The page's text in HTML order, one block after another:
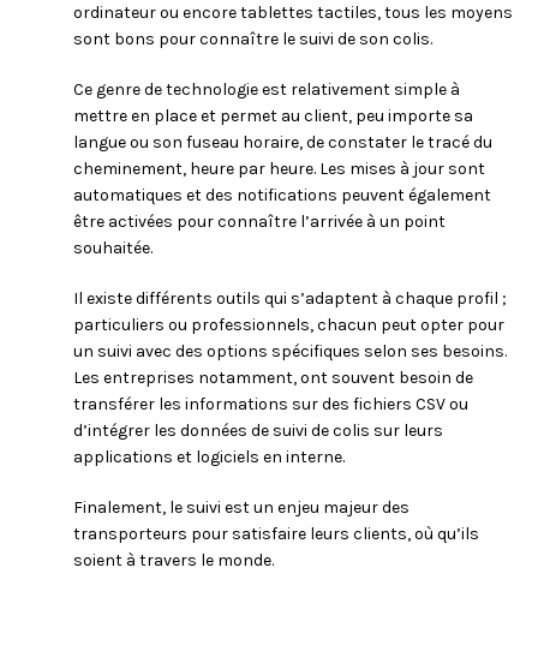
ordinateur ou encore tablettes tactiles, tous les moyens
sont bons pour connaître le suivi de son colis.
Ce genre de technologie est relativement simple à
mettre en place et permet au client, peu importe sa
langue ou son fuseau horaire, de constater le tracé du
cheminement, heure par heure. Les mises à jour sont
automatiques et des notifications peuvent également
être activées pour connaître l’arrivée à un point
souhaitée.
Il existe différents outils qui s’adaptent à chaque profil ;
particuliers ou professionnels, chacun peut opter pour
un suivi avec des options spécifiques selon ses besoins.
Les entreprises notamment, ont souvent besoin de
transférer les informations sur des fichiers CSV ou
d’intégrer les données de suivi de colis sur leurs
applications et logiciels en interne.
Finalement, le suivi est un enjeu majeur des
transporteurs pour satisfaire leurs clients, où qu’ils
soient à travers le monde.